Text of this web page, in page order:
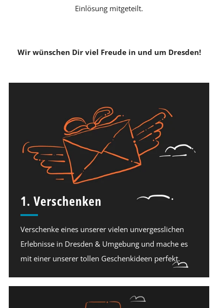
Einlösung mitgeteilt.
Wir wünschen Dir viel Freude in und um Dresden!
1. Verschenken
Verschenke eines unserer vielen unvergesslichen
Erlebnisse in Dresden & Umgebung und mache es
mit einer unserer tollen Geschenkideen perfekt.